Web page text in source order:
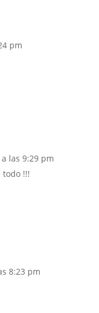
pm
las 9:29 pm
todo !!!
8:23 pm